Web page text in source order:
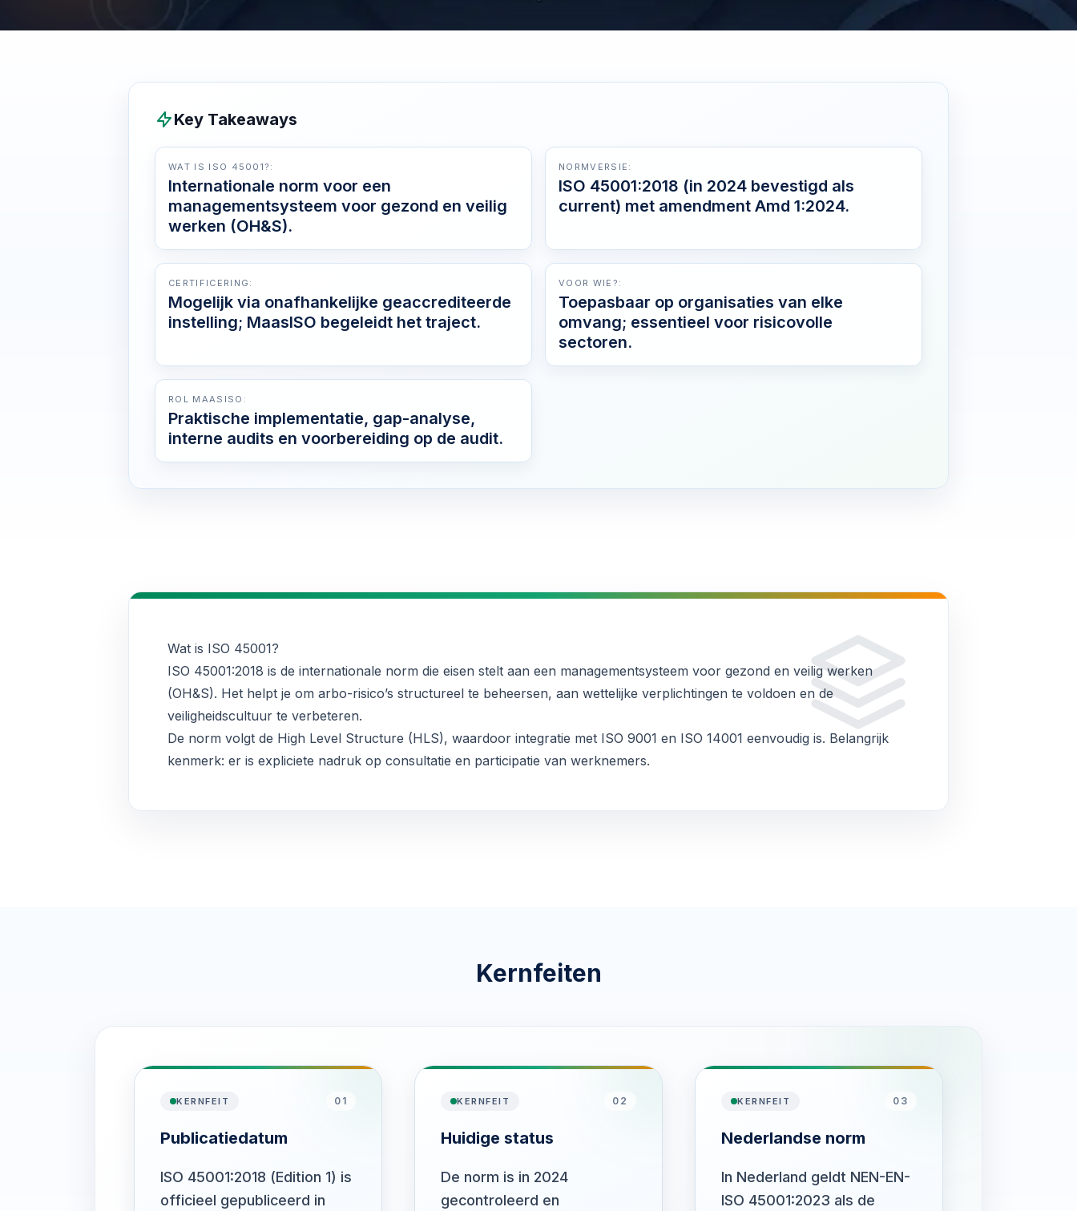
Key Takeaways
WAT IS ISO 45001?:
Internationale norm voor een
managementsysteem voor gezond en veilig
werken (OH&S).
NORMVERSIE:
ISO 45001:2018 (in 2024 bevestigd als
current) met amendment Amd 1:2024.
CERTIFICERING:
Mogelijk via onafhankelijke geaccrediteerde
instelling; MaasISO begeleidt het traject.
VOOR WIE?:
Toepasbaar op organisaties van elke
omvang; essentieel voor risicovolle
sectoren.
ROL MAASISO:
Praktische implementatie, gap-analyse,
interne audits en voorbereiding op de audit.
Wat is ISO 45001?
ISO 45001:2018 is de internationale norm die eisen stelt aan een managementsysteem voor gezond en veilig werken
(OH&S). Het helpt je om arbo-risico’s structureel te beheersen, aan wettelijke verplichtingen te voldoen en de
veiligheidscultuur te verbeteren.
De norm volgt de High Level Structure (HLS), waardoor integratie met ISO 9001 en ISO 14001 eenvoudig is. Belangrijk
kenmerk: er is expliciete nadruk op consultatie en participatie van werknemers.
Kernfeiten
KERNFEIT 01
Publicatiedatum
ISO 45001:2018 (Edition 1) is
officieel gepubliceerd in
KERNFEIT 02
Huidige status
De norm is in 2024
gecontroleerd en
KERNFEIT 03
Nederlandse norm
In Nederland geldt NEN-EN-
ISO 45001:2023 als de